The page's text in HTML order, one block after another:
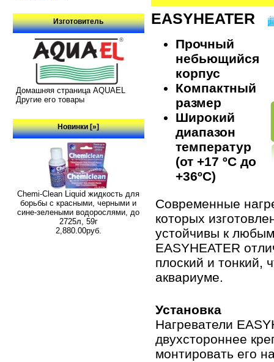
Изготовитель
Домашняя страница AQUAEL
Другие его товары
Новинки [»]
Chemi-Clean Liquid жидкость для
борьбы с красными, черными и
сине-зелеными водорослями, до
2725л, 59г
2,880.00руб.
EASYHEATER
Прочный
небьющийся
корпус
Компактный
размер
Широкий
диапазон
температур
(от +17 ºC до
+36ºC)
Современные
которых
устойчивы к
EASYHEATER
плоский и тонкий,
аквариуме.
Установка
Нагреватели
двухстороннее
монтировать его